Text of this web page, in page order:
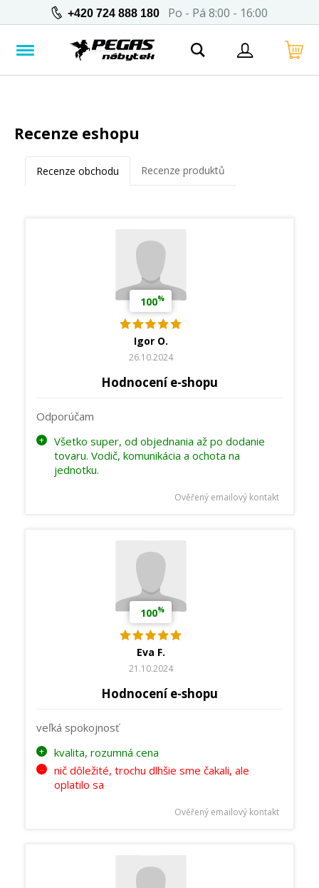
+420 724 888 180 Po - Pá 8:00 - 16:00
Recenze eshopu
Recenze obchodu Recenze produktů
100%
Igor O.
26.10.2024
Hodnocení e-shopu
Odporúčam
Všetko super, od objednania až po dodanie
tovaru. Vodič, komunikácia a ochota na
jednotku.
Ověřený emailový kontakt
100%
Eva F.
21.10.2024
Hodnocení e-shopu
veľká spokojnosť
kvalita, rozumná cena
nič dôležité, trochu dlhšie sme čakali, ale
oplatilo sa
Ověřený emailový kontakt